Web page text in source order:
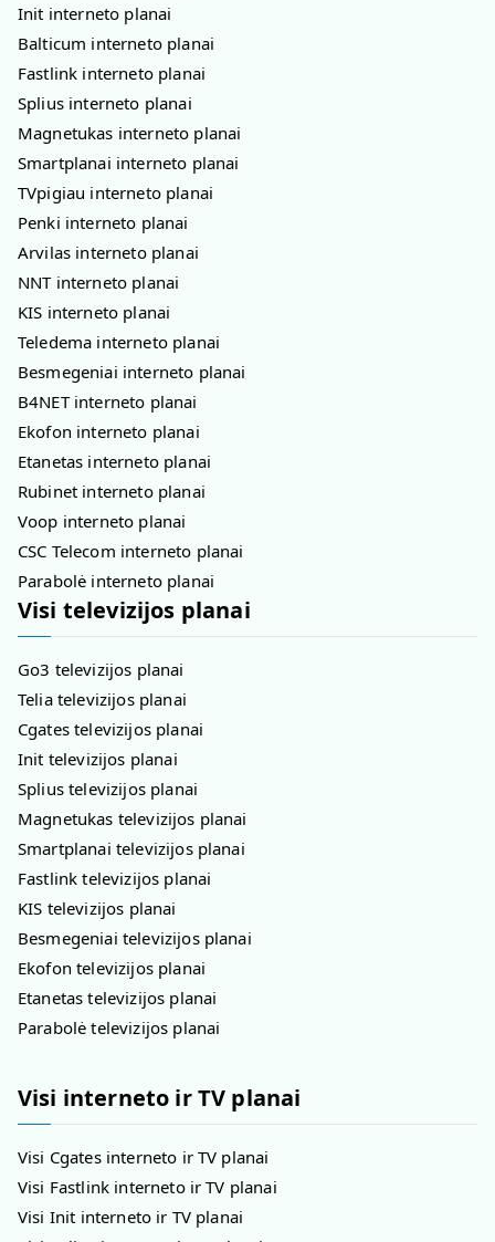
Init interneto planai
Balticum interneto planai
Fastlink interneto planai
Splius interneto planai
Magnetukas interneto planai
Smartplanai interneto planai
TVpigiau interneto planai
Penki interneto planai
Arvilas interneto planai
NNT interneto planai
KIS interneto planai
Teledema interneto planai
Besmegeniai interneto planai
B4NET interneto planai
Ekofon interneto planai
Etanetas interneto planai
Rubinet interneto planai
Voop interneto planai
CSC Telecom interneto planai
Parabolė interneto planai
Visi televizijos planai
Go3 televizijos planai
Telia televizijos planai
Cgates televizijos planai
Init televizijos planai
Splius televizijos planai
Magnetukas televizijos planai
Smartplanai televizijos planai
Fastlink televizijos planai
KIS televizijos planai
Besmegeniai televizijos planai
Ekofon televizijos planai
Etanetas televizijos planai
Parabolė televizijos planai
Visi interneto ir TV planai
Visi Cgates interneto ir TV planai
Visi Fastlink interneto ir TV planai
Visi Init interneto ir TV planai